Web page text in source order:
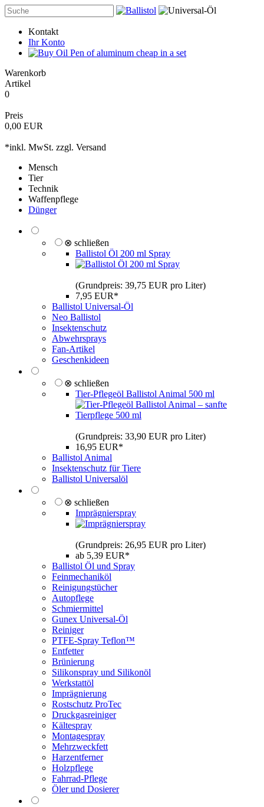
Kontakt
Ihr Konto
Warenkorb
Artikel
0
Preis
0,00 EUR
*inkl. MwSt. zzgl. Versand
Mensch
Tier
Technik
Waffenpflege
Dünger
⊗ schließen
Ballistol Öl 200 ml Spray
(Grundpreis: 39,75 EUR pro Liter)
7,95 EUR*
Ballistol Universal-Öl
Neo Ballistol
Insektenschutz
Abwehrsprays
Fan-Artikel
Geschenkideen
⊗ schließen
Tier-Pflegeöl Ballistol Animal 500 ml
(Grundpreis: 33,90 EUR pro Liter)
16,95 EUR*
Ballistol Animal
Insektenschutz für Tiere
Ballistol Universalöl
⊗ schließen
Imprägnierspray
(Grundpreis: 26,95 EUR pro Liter)
ab 5,39 EUR*
Ballistol Öl und Spray
Feinmechaniköl
Reinigungstücher
Autopflege
Schmiermittel
Gunex Universal-Öl
Reiniger
PTFE-Spray Teflon™
Entfetter
Brünierung
Silikonspray und Silikonöl
Werkstattöl
Imprägnierung
Rostschutz ProTec
Druckgasreiniger
Kältespray
Montagespray
Mehrzweckfett
Harzentferner
Holzpflege
Fahrrad-Pflege
Öler und Dosierer